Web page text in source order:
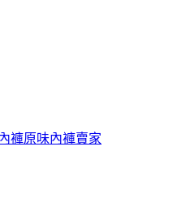
褲原味內褲賣家